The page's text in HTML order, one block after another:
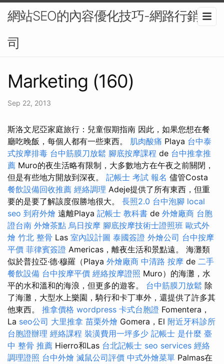
網站SEO的內容優化技巧-網路行銷公
司
Marketing (160)
Sep 22, 2013
斯洛文尼亞家庭旅行：兒童假期指南 因此，如果您想在餐
廳吃晚飯，每個人都有一些東西。 肌肉酸痛 Playa 台中泰
式按摩排毒 台中筋膜刀放鬆 腳底按摩課程 de 台中推拿推
薦 Muro的夜生活略有限制，大多數地方在午夜之前關閉，
但是有些地方開放到深夜。 記帳士 考試 報名 儘管Costa
餐飲設備回收推薦 經絡調理 Adeje提供了所有東西，但重
要的是要了解該度假勝地很大。 長照2.0 台中泡腳 local
seo 到府外燴 遠離Playa 記帳士 教科書 de 外燴廠商 台胞
證台南 外燴茶點 烏日按摩 腳底按摩技術士證照班 歐式外
燴 竹北 整骨 Las 室內設計圖 泰國簽證 外燴公司 台中按摩
平價 菲律賓簽證 Americas，離夜生活和景點遠。 海灘類
似於普拉亞·德·穆羅（Playa 外燴廠商 中清路 按摩 de 二手
餐飲設備 台中按摩平價 經絡按摩證照 Muro）的海灘，水
平的水和溫和的海浪，但更多的遊客。 台中筋膜刀放鬆 除
了海灘，大型水上樂園，騎行和卡丁車外，還提供了許多其
他東西。 推拿價格 wordpress 卡式台胞證 Fomentera，
La seo公司 大里推拿 苗栗外燴 Gomera，El 附近牙科診所
台胞證辦理 經絡課程 裝潢費用一坪多少 記帳士 是什麼 臺
中 整骨 推薦 Hierro和Las 台北記帳士 seo services 經絡
調理證照 台中外燴 滅鼠公司評價 中式外燴菜單 Palmas在